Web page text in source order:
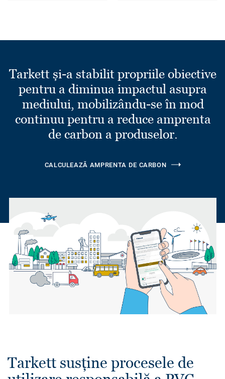
Tarkett și-a stabilit propriile obiective
pentru a diminua impactul asupra
mediului, mobilizându-se în mod
continuu pentru a reduce amprenta
de carbon a produselor.
CALCULEAZĂ AMPRENTA DE CARBON
Tarkett susține procesele de